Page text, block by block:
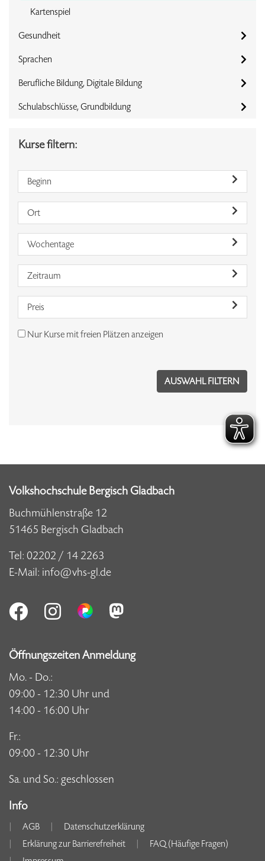
Kartenspiel
Gesundheit
Sprachen
Berufliche Bildung, Digitale Bildung
Schulabschlüsse, Grundbildung
Kurse filtern:
Beginn
Ort
Wochentage
Zeitraum
Preis
Nur Kurse mit freien Plätzen anzeigen
Volkshochschule Bergisch Gladbach
Buchmühlenstraße 12
51465 Bergisch Gladbach
Tel: 02202 / 14 2263
E-Mail: info@vhs-gl.de
Öffnungszeiten Anmeldung
Mo. - Do.:
09:00 - 12:30 Uhr und
14:00 - 16:00 Uhr
Fr.:
09:00 - 12:30 Uhr
Sa. und So.: geschlossen
Info
AGB
Datenschutzerklärung
Erklärung zur Barrierefreiheit
FAQ (Häufige Fragen)